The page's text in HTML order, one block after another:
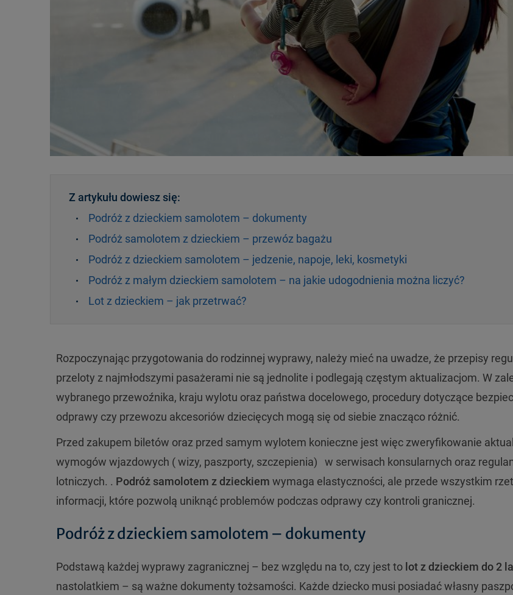
Z artykułu dowiesz się:
Podróż z dzieckiem samolotem – dokumenty
Podróż samolotem z dzieckiem – przewóz bagażu
Podróż z dzieckiem samolotem – jedzenie, napoje, leki, kosmetyki
Podróż z małym dzieckiem samolotem – na jakie udogodnienia można liczyć?
Lot z dzieckiem – jak przetrwać?
Rozpoczynając przygotowania do rodzinnej wyprawy, należy mieć na uwadze, że przepisy
przeloty z najmłodszymi pasażerami nie są jednolite i podlegają częstym aktualizacjom. W
wybranego przewoźnika, kraju wylotu oraz państwa docelowego, procedury dotyczące
odprawy czy przewozu akcesoriów dziecięcych mogą się od siebie znacząco różnić.
Przed zakupem biletów oraz przed samym wylotem konieczne jest więc zweryfikowanie
wymogów wjazdowych ( wizy, paszporty, szczepienia) w serwisach konsularnych oraz
lotniczych. . Podróż samolotem z dzieckiem wymaga elastyczności, ale przede wszystkim
informacji, które pozwolą uniknąć problemów podczas odprawy czy kontroli granicznej.
Podróż z dzieckiem samolotem – dokumenty
Podstawą każdej wyprawy zagranicznej – bez względu na to, czy jest to lot z dzieckiem do 2
nastolatkiem – są ważne dokumenty tożsamości. Każde dziecko musi posiadać własny